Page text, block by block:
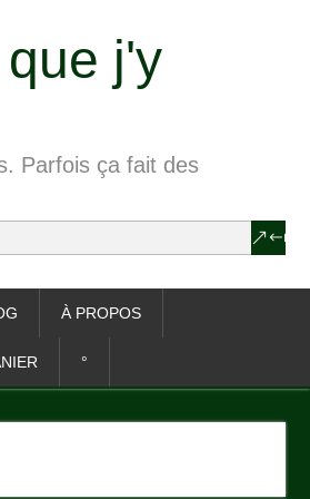
j'y
Parfois ça fait des
À PROPOS
°